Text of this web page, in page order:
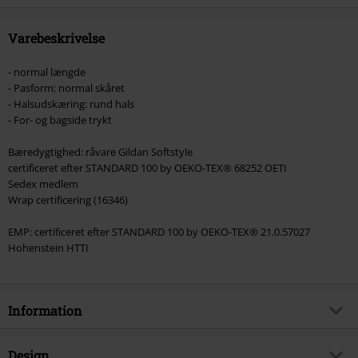
Varebeskrivelse
- normal længde
- Pasform: normal skåret
- Halsudskæring: rund hals
- For- og bagside trykt
Bæredygtighed: råvare Gildan Softstyle
certificeret efter STANDARD 100 by OEKO-TEX® 68252 OETI
Sedex medlem
Wrap certificering (16346)
EMP: certificeret efter STANDARD 100 by OEKO-TEX® 21.0.57027
Hohenstein HTTI
Information
Artikelnr.